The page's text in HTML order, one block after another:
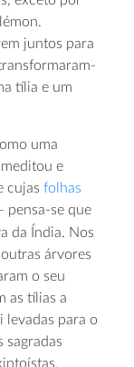
juntos para
tília e um
uma
e
cujas folhas
pensa-se que
da Índia. Nos
árvores
o seu
as tílias a
levadas para o
sagradas